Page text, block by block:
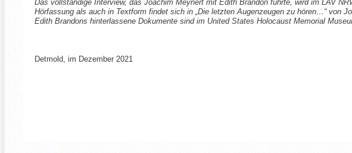
Das vollständige Interview, das Joachim Meynert mit Edith Brandon führte, wird im LAV
Hörfassung als auch in Textform findet sich in „Die letzten Augenzeugen zu hören…“ von
Edith Brandons hinterlassene Dokumente sind im United States Holocaust Memorial
Detmold, im Dezember 2021